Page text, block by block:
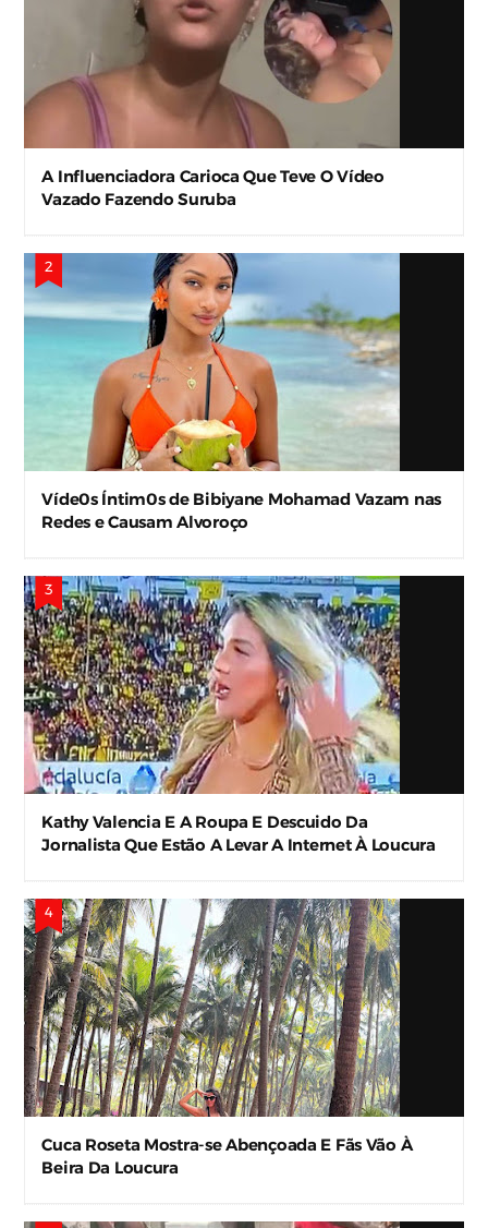
A Influenciadora Carioca Que Teve O Vídeo
Vazado Fazendo Suruba
Víde0s Íntim0s de Bibiyane Mohamad Vazam nas
Redes e Causam Alvoroço
Kathy Valencia E A Roupa E Descuido Da
Jornalista Que Estão A Levar A Internet À Loucura
Cuca Roseta Mostra-se Abençoada E Fãs Vão À
Beira Da Loucura